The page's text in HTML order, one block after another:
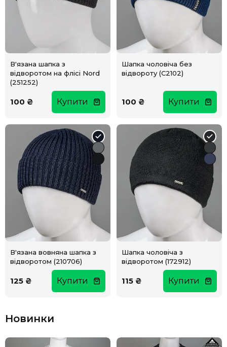
В'язана шапка з
відворотом на флісі Nord
(251252)
100 ₴ Купити
Шапка чоловіча без
відвороту (С2102)
100 ₴ Купити
В'язана вовняна шапка з
відворотом (210706)
125 ₴ Купити
Шапка чоловіча з
відворотом (172912)
115 ₴ Купити
Новинки